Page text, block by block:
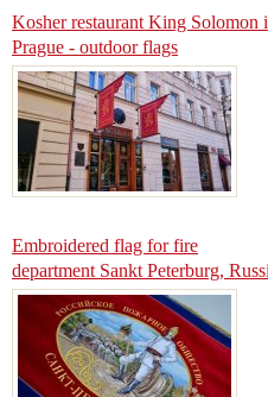
Kosher restaurant King Solomon
Prague - outdoor flags
Embroidered flag for fire
department Sankt Peterburg,